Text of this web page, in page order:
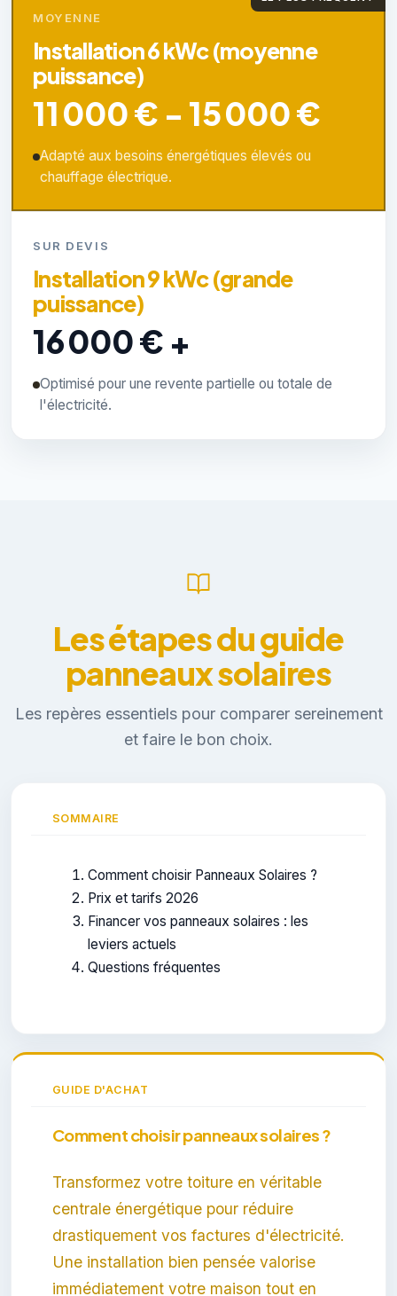
MOYENNE
Installation 6 kWc (moyenne
puissance)
11 000 € - 15 000 €
Adapté aux besoins énergétiques élevés ou
chauffage électrique.
SUR DEVIS
Installation 9 kWc (grande
puissance)
16 000 € +
Optimisé pour une revente partielle ou totale de
l'électricité.
Les étapes du guide
panneaux solaires
Les repères essentiels pour comparer sereinement
et faire le bon choix.
SOMMAIRE
Comment choisir Panneaux Solaires ?
Prix et tarifs 2026
Financer vos panneaux solaires : les
leviers actuels
Questions fréquentes
GUIDE D'ACHAT
Comment choisir panneaux solaires ?
Transformez votre toiture en véritable
centrale énergétique pour réduire
drastiquement vos factures d'électricité.
Une installation bien pensée valorise
immédiatement votre maison tout en